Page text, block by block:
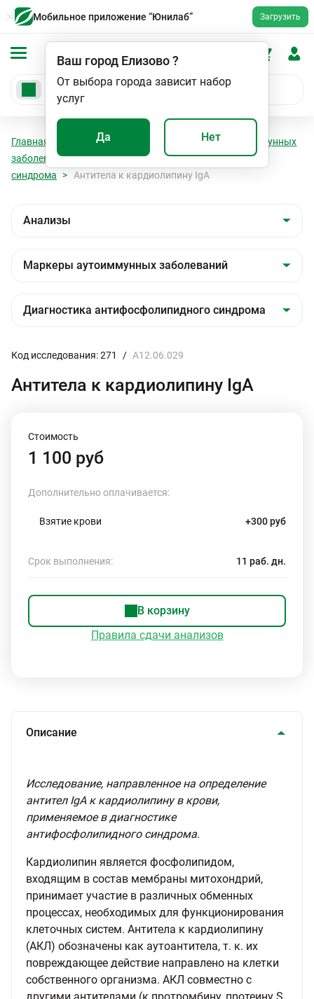
Мобильное приложение “Юнилаб” Загрузить
Ваш город Елизово?
От выбора города зависит набор
услуг
Да Нет
Главная Анализы
Маркеры аутоиммунных
заболеваний
Диагностика антифосфолипидного
синдрома
Антитела к кардиолипину IgA
Код исследования: 271 / A12.06.029
Антитела к кардиолипину IgA
Стоимость
1 100 руб
Дополнительно оплачивается:
Взятие крови +300 руб
Срок выполнения: 11 раб. дн.
В корзину
Правила сдачи анализов
Описание
Исследование, направленное на определение
антител IgA к кардиолипину в крови,
применяемое в диагностике
антифосфолипидного синдрома.
Кардиолипин является фосфолипидом,
входящим в состав мембраны митохондрий,
принимает участие в различных обменных
процессах, необходимых для функционирования
клеточных систем. Антитела к кардиолипину
(АКЛ) обозначены как аутоантитела, т. к. их
повреждающее действие направлено на клетки
собственного организма. АКЛ совместно с